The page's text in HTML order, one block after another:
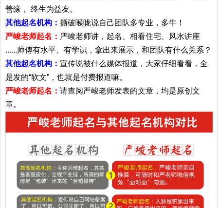
善缘， 终生为益友。
其他起名机构： 撕破喉咙说自己团队多专业，多牛！
严峻老师起名： 严峻老师讲，起名、相看住宅、风水讲座
......师傅有水平、有学识，拿出来展示，和团队有什么关系？
其他起名机构： 宣传说被什么媒体报道，大家仔细看看，全
是发的“软文”，也就是付费报道嘛。
严峻老师起名： 请查阅严峻老师发表的文章，均是原创文
章。